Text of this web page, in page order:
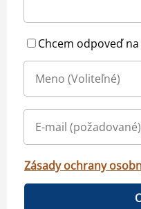
Chcem odpoveď
Zásady ochrany